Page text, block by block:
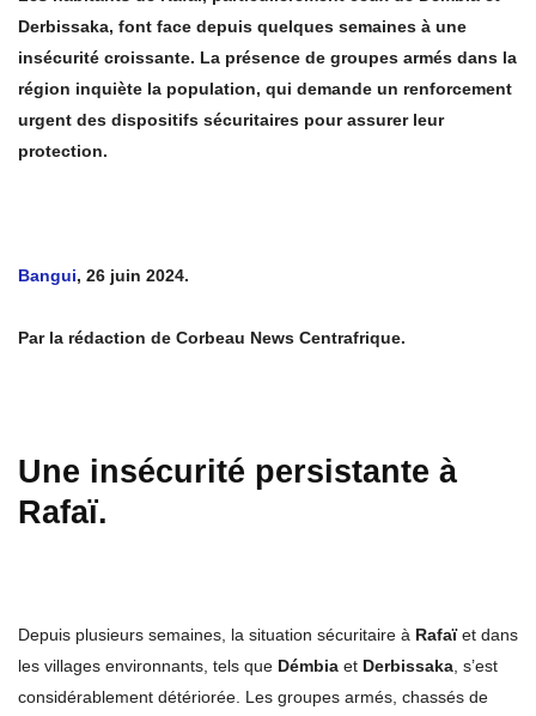
Derbissaka, font face depuis quelques semaines à une
insécurité croissante. La présence de groupes armés dans la
région inquiète la population, qui demande un renforcement
urgent des dispositifs sécuritaires pour assurer leur
protection.
Bangui, 26 juin 2024.
Par la rédaction de Corbeau News Centrafrique.
Une insécurité persistante à
Rafaï.
Depuis plusieurs semaines, la situation sécuritaire à Rafaïet dans
les villages environnants, tels que Démbia et Derbissaka , s’est
considérablement détériorée. Les groupes armés, chassés de